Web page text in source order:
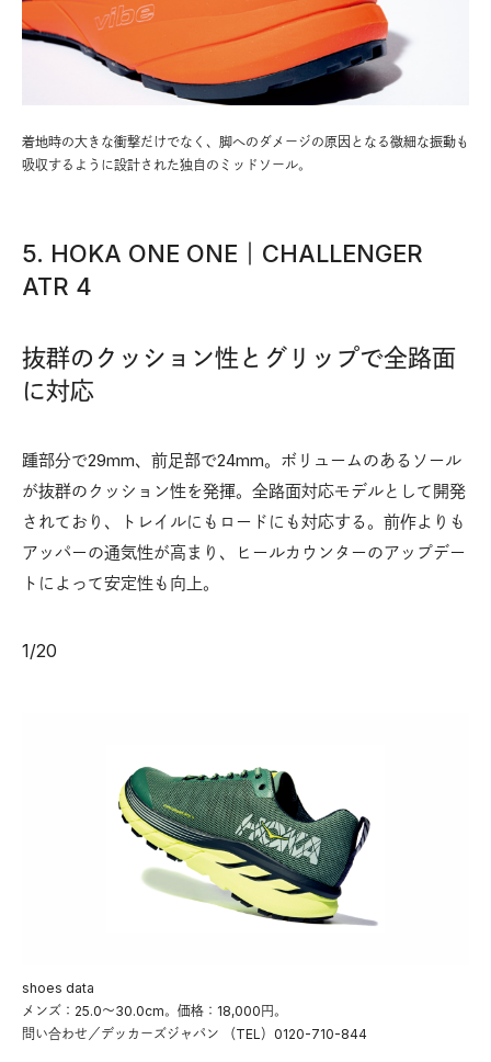
着地時の大きな衝撃だけでなく、脚へのダメージの原因となる微細な振動も
吸収するように設計された独自のミッドソール。
5. HOKA ONE ONE｜CHALLENGER
ATR 4
抜群のクッション性とグリップで全路面
に対応
踵部分で29mm、前足部で24mm。ボリュームのあるソール
が抜群のクッション性を発揮。全路面対応モデルとして開発
されており、トレイルにもロードにも対応する。前作よりも
アッパーの通気性が高まり、ヒールカウンターのアップデー
トによって安定性も向上。
1/20
shoes data
メンズ：25.0〜30.0cm。価格：18,000円。
問い合わせ／デッカーズジャパン （TEL）0120-710-844